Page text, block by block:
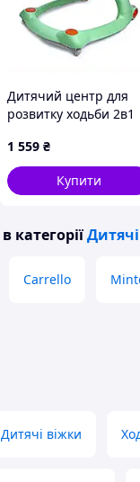
Дитячий центр для
розвитку ходьби 2в1
1 559 ₴
Купити
в категорії
Carrello
Дитячі віжки